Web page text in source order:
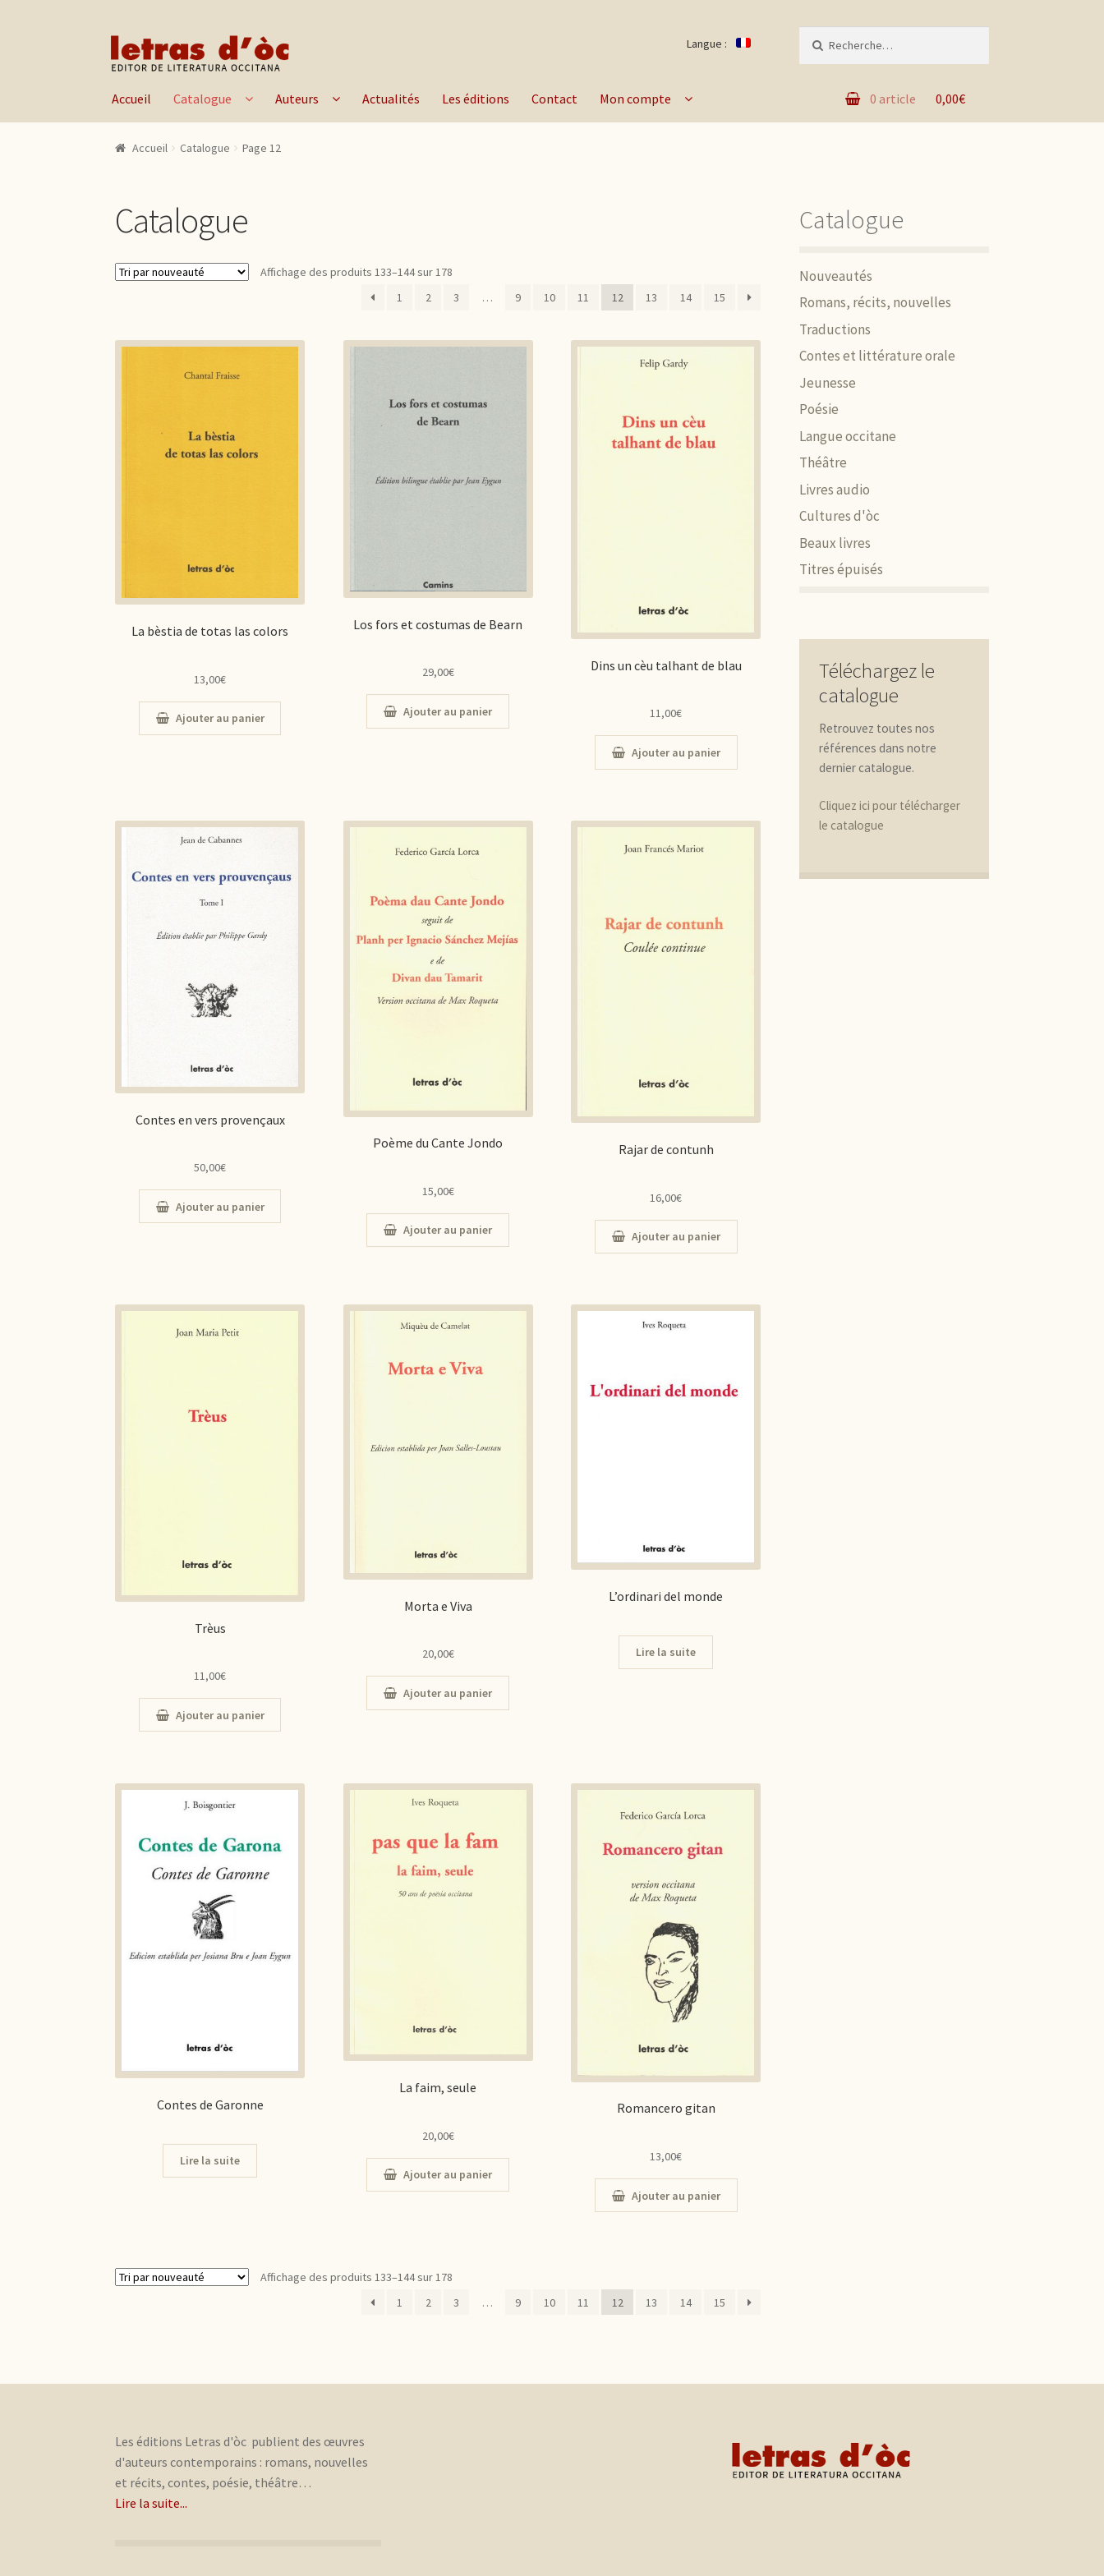
Aller à la navigation
Aller au contenu Langue :
Accueil Catalogue Auteurs Actualités Les éditions Contact Mon compte 0,00€
0 article
Accueil Catalogue Page 12
Catalogue
Affichage des produits 133–144 sur 178
1
2 3 … 9 10 11 12 13 14 15
La bèstia de totas las colors
13,00€
Ajouter au panier
Los fors et costumas de Bearn
29,00€
Ajouter au panier
Dins un cèu talhant de blau
11,00€
Ajouter au panier
Contes en vers provençaux
50,00€
Ajouter au panier
Poème du Cante Jondo
15,00€
Ajouter au panier
Rajar de contunh
16,00€
Ajouter au panier
Trèus
11,00€
Ajouter au panier
Morta e Viva
20,00€
Ajouter au panier
L’ordinari del monde
Lire la suite
Contes de Garonne
Lire la suite
La faim, seule
20,00€
Ajouter au panier
Romancero gitan
13,00€
Ajouter au panier
Affichage des produits 133–144 sur 178
1
2 3 … 9 10 11 12 13 14 15
Catalogue
Nouveautés
Romans, récits, nouvelles
Traductions
Contes et littérature orale
Jeunesse
Poésie
Langue occitane
Théâtre
Livres audio
Cultures d'òc
Beaux livres
Titres épuisés
Téléchargez le
catalogue
Retrouvez toutes nos
références dans notre
dernier catalogue.
Cliquez ici pour télécharger
le catalogue
Les éditions Letras d'òc publient des œuvres
d'auteurs contemporains : romans, nouvelles
et récits, contes, poésie, théâtre…
Lire la suite...